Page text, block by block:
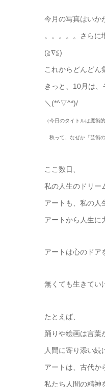
今月の写真はいか
。。。。。さらに
(≧∇≦)
これからどんどん
きっと、10月は、
＼(*^▽^*)/
（今日のタイトルは魔術
秋って、なぜか「芸術
ここ数日、
私の人生のドリー
アートも、私の人
アートから人生に
アートは心のドア
無くても生きてい
たとえば、
踊りや絵画は言葉
人間に寄り添い続
アートは、古代か
私たち人間の精神